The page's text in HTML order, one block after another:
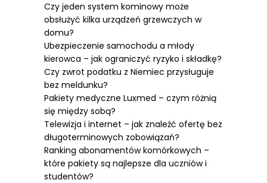
Czy jeden system kominowy może
obsłużyć kilka urządzeń grzewczych w
domu?
Ubezpieczenie samochodu a młody
kierowca – jak ograniczyć ryzyko i składkę?
Czy zwrot podatku z Niemiec przysługuje
bez meldunku?
Pakiety medyczne Luxmed – czym różnią
się między sobą?
Telewizja i internet – jak znaleźć ofertę bez
długoterminowych zobowiązań?
Ranking abonamentów komórkowych –
które pakiety są najlepsze dla uczniów i
studentów?